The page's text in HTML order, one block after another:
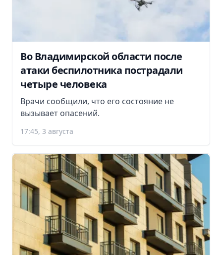
Во Владимирской области после
атаки беспилотника пострадали
четыре человека
Врачи сообщили, что его состояние не
вызывает опасений.
17:45, 3 августа